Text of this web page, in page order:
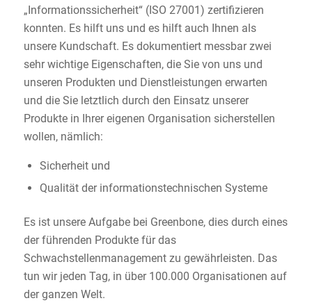
„Informationssicherheit“ (ISO 27001) zertifizieren
konnten. Es hilft uns und es hilft auch Ihnen als
unsere Kundschaft. Es dokumentiert messbar zwei
sehr wichtige Eigenschaften, die Sie von uns und
unseren Produkten und Dienstleistungen erwarten
und die Sie letztlich durch den Einsatz unserer
Produkte in Ihrer eigenen Organisation sicherstellen
wollen, nämlich:
Sicherheit und
Qualität der informationstechnischen Systeme
Es ist unsere Aufgabe bei Greenbone, dies durch eines
der führenden Produkte für das
Schwachstellenmanagement zu gewährleisten. Das
tun wir jeden Tag, in über 100.000 Organisationen auf
der ganzen Welt.